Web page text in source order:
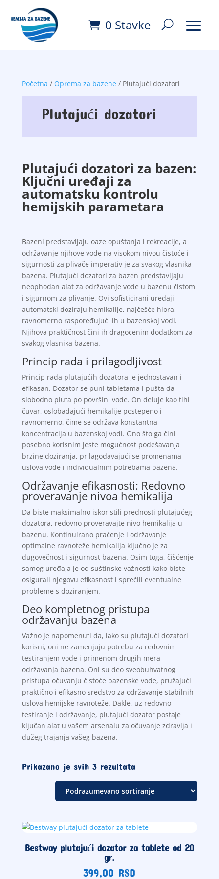
0 Stavke
Početna / Oprema za bazene/ Plutajući dozatori
Plutajući dozatori
Plutajući dozatori za bazen:
Ključni uređaji za
automatsku kontrolu
hemijskih parametara
Bazeni predstavljaju oaze opuštanja i rekreacije, a
održavanje njihove vode na visokom nivou čistoće i
sigurnosti za plivače imperativ je za svakog vlasnika
bazena. Plutajući dozatori za bazen predstavljaju
neophodan alat za održavanje vode u bazenu čistom
i sigurnom za plivanje. Ovi sofisticirani uređaji
automatski doziraju hemikalije, najčešće hlora,
ravnomerno raspoređujući ih u bazenskoj vodi.
Njihova praktičnost čini ih dragocenim dodatkom za
svakog vlasnika bazena.
Princip rada i prilagodljivost
Princip rada plutajućih dozatora je jednostavan i
efikasan. Dozator se puni tabletama i pušta da
slobodno pluta po površini vode. On deluje kao tihi
čuvar, oslobađajući hemikalije postepeno i
ravnomerno, čime se održava konstantna
koncentracija u bazenskoj vodi. Ono što ga čini
posebno korisnim jeste mogućnost podešavanja
brzine doziranja, prilagođavajući se promenama
uslova vode i individualnim potrebama bazena.
Održavanje efikasnosti: Redovno
proveravanje nivoa hemikalija
Da biste maksimalno iskoristili prednosti plutajućeg
dozatora, redovno proveravajte nivo hemikalija u
bazenu. Kontinuirano praćenje i održavanje
optimalne ravnoteže hemikalija ključno je za
dugovečnost i sigurnost bazena. Osim toga, čišćenje
samog uređaja je od suštinske važnosti kako biste
osigurali njegovu efikasnost i sprečili eventualne
probleme s doziranjem.
Deo kompletnog pristupa
održavanju bazena
Važno je napomenuti da, iako su plutajući dozatori
korisni, oni ne zamenjuju potrebu za redovnim
testiranjem vode i primenom drugih mera
održavanja bazena. Oni su deo sveobuhvatnog
pristupa očuvanju čistoće bazenske vode, pružajući
praktično i efikasno sredstvo za održavanje stabilnih
uslova hemijske ravnoteže. Dakle, uz redovno
testiranje i održavanje, plutajući dozator postaje
ključan alat u vašem arsenalu za očuvanje zdravlja i
dužeg trajanja vašeg bazena.
Prikazano je svih 3 rezultata
Bestway plutajući dozator za tablete od 20
gr.
399,00 RSD